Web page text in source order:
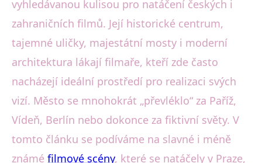
vyhledávanou kulisou pro natáčení českých i
zahraničních filmů. Její historické centrum,
tajemné uličky, majestátní mosty i moderní
architektura lákají filmaře, kteří zde často
nacházejí ideální prostředí pro realizaci svých
vizí. Město se mnohokrát „převléklo“ za Paříž,
Vídeň, Berlín nebo dokonce za fiktivní světy. V
tomto článku se podíváme na slavné i méně
známé filmové scény, které se natáčely v Praze,